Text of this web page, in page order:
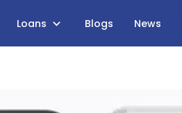
Loans Blogs News